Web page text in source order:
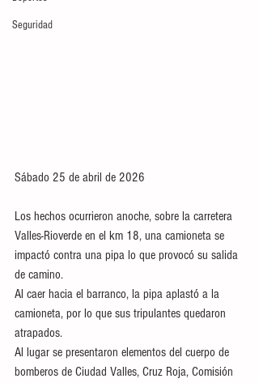
Seguridad
Sábado 25 de abril de 2026
Los hechos ocurrieron anoche, sobre la carretera
Valles-Rioverde en el km 18, una camioneta se
impactó contra una pipa lo que provocó su salida
de camino.
Al caer hacia el barranco, la pipa aplastó a la
camioneta, por lo que sus tripulantes quedaron
atrapados.
Al lugar se presentaron elementos del cuerpo de
bomberos de Ciudad Valles, Cruz Roja, Comisión